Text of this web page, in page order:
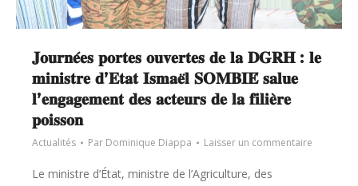
𝐉𝐨𝐮𝐫𝐧𝐞́𝐞𝐬 𝐩𝐨𝐫𝐭𝐞𝐬 𝐨𝐮𝐯𝐞𝐫𝐭𝐞𝐬 𝐝𝐞 𝐥𝐚 𝐃𝐆𝐑𝐇 : 𝐥𝐞
𝐦𝐢𝐧𝐢𝐬𝐭𝐫𝐞 𝐝’𝐄𝐭𝐚𝐭 𝐈𝐬𝐦𝐚𝐞̈𝐥 𝐒𝐎𝐌𝐁𝐈𝐄́ 𝐬𝐚𝐥𝐮𝐞
𝐥’𝐞𝐧𝐠𝐚𝐠𝐞𝐦𝐞𝐧𝐭 𝐝𝐞𝐬 𝐚𝐜𝐭𝐞𝐮𝐫𝐬 𝐝𝐞 𝐥𝐚 𝐟𝐢𝐥𝐢𝐞̀𝐫𝐞
𝐩𝐨𝐢𝐬𝐬𝐨𝐧
Actualités Par Dominique Diappa Laisser un commentaire
Le ministre d’État, ministre de l’Agriculture, des